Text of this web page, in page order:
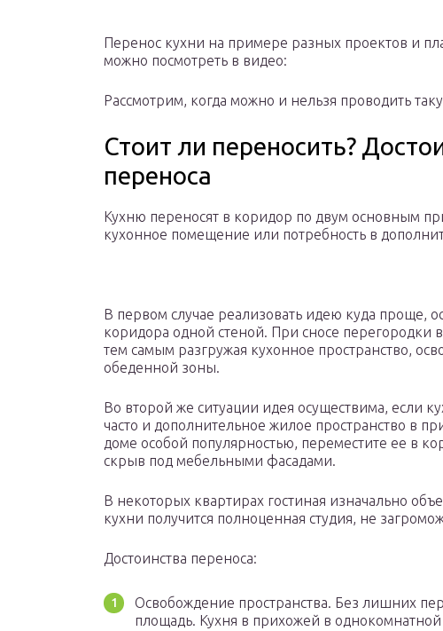
Перенос кухни на примере разных проектов и
можно посмотреть в видео:
Рассмотрим, когда можно и нельзя проводить
Стоит ли переносить?
переноса
Кухню переносят в коридор по двум основным
кухонное помещение или потребность в
В первом случае реализовать идею куда проще,
коридора одной стеной. При сносе перегородки
тем самым разгружая кухонное пространство,
обеденной зоны.
Во второй же ситуации идея осуществима, если
часто и дополнительное жилое пространство в
доме особой популярностью, переместите ее в
скрыв под мебельными фасадами.
В некоторых квартирах гостиная изначально
кухни получится полноценная студия, не
Достоинства переноса:
Освобождение пространства. Без лишних
площадь. Кухня в прихожей в